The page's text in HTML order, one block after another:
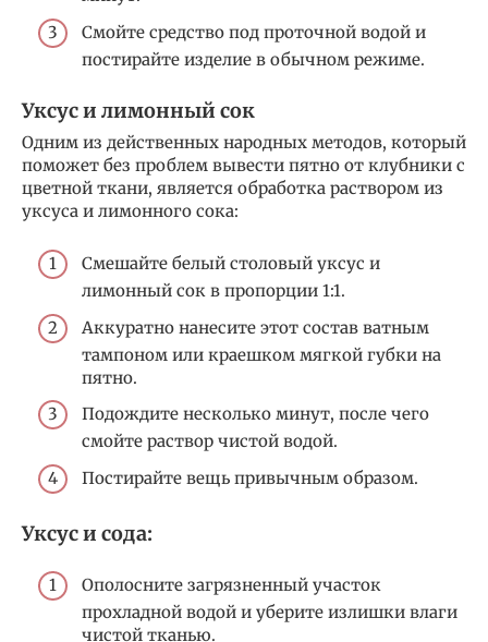
Смойте средство под проточной водой и
постирайте изделие в обычном режиме.
Уксус и лимонный сок
Одним из действенных народных методов, который
поможет без проблем вывести пятно от клубники с
цветной ткани, является обработка раствором из
уксуса и лимонного сока:
Смешайте белый столовый уксус и
лимонный сок в пропорции 1:1.
Аккуратно нанесите этот состав ватным
тампоном или краешком мягкой губки на
пятно.
Подождите несколько минут, после чего
смойте раствор чистой водой.
Постирайте вещь привычным образом.
Уксус и сода:
Ополосните загрязненный участок
прохладной водой и уберите излишки влаги
чистой тканью.